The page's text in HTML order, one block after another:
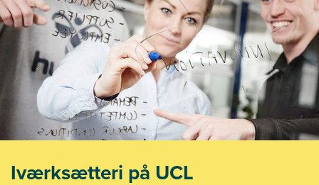
Iværksætteri på UCL